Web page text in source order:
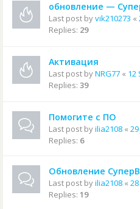
обновление —
Last post byvik210273 «
Replies: 29
Активация
Last post byNRG77 « 12
Replies: 39
Помогите с ПО
Last post byilia2108 «
Replies: 6
Обновление
Last post byilia2108 «
Replies: 19